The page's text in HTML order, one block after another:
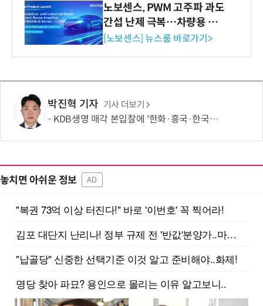
노보센스, PWM 고주파 과도
간섭 난제 극복…차량용 전
류 감지 증폭기
[노보센스] 뉴스룸 바로가기>
박진혁 기자 기사 더보기
KDB생명 매각 본입찰에 '한화·흥국·한국금융' 참여
놓치면 아쉬운 정보 AD